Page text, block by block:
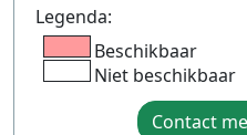
Legenda:
Beschikbaar
Niet beschikbaar
Contact